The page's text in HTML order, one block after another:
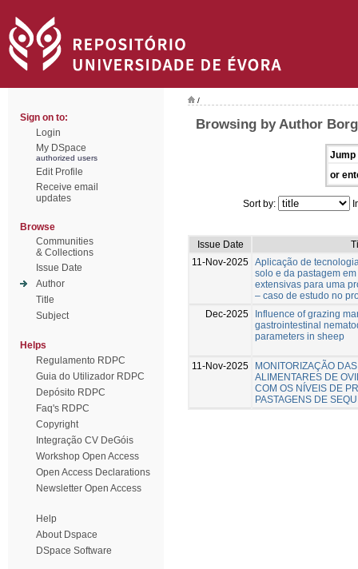
Sign on to:
Login
My DSpace
authorized users
Edit Profile
Receive email
updates
Browse
Communities
& Collections
Issue Date
Author
Title
Subject
Helps
Regulamento RDPC
Guia do Utilizador RDPC
Depósito RDPC
Faq's RDPC
Copyright
Integração CV DeGóis
Workshop Open Access
Open Access Declarations
Newsletter Open Access
Help
About Dspace
DSpace Software
/
Browsing by Author
Jump
or
Sort by:
Issue Date
11-Nov-2025 Aplicação de
solo e da pastagem
extensivas para uma
– caso de estudo no
Dec-2025
Influence of grazing
gastrointestinal
parameters in sheep
11-Nov-2025
MONITORIZAÇÃO
ALIMENTARES DE
COM OS NÍVEIS DE
PASTAGENS DE